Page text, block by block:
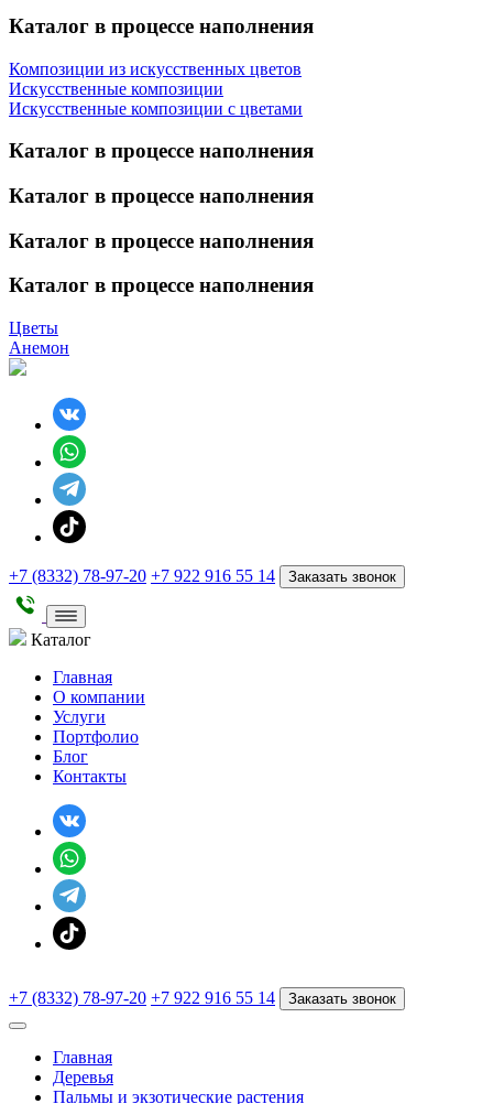
Каталог в процессе наполнения
Композиции из искусственных цветов
Искусственные композиции
Искусственные композиции с цветами
Каталог в процессе наполнения
Каталог в процессе наполнения
Каталог в процессе наполнения
Каталог в процессе наполнения
Цветы
Анемон
+7 (8332) 78-97-20 +7 922 916 55 14 Заказать звонок
Каталог
Главная
О компании
Услуги
Портфолио
Блог
Контакты
+7 (8332) 78-97-20 +7 922 916 55 14 Заказать звонок
Главная
Деревья
Пальмы и экзотические растения